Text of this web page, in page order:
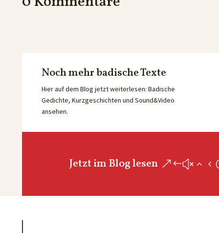
Noch mehr badische Texte
Hier auf dem Blog jetzt weiterlesen: Badische
Gedichte, Kurzgeschichten und Sound&Video
ansehen.
Jetzt im Blog lesen